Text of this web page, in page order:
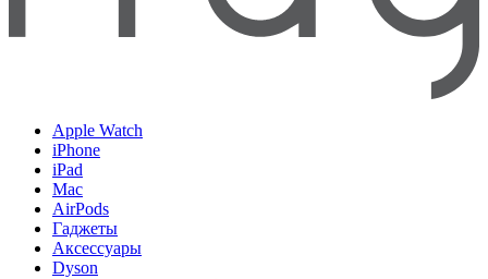
Apple Watch
iPhone
iPad
Mac
AirPods
Гаджеты
Аксессуары
Dyson